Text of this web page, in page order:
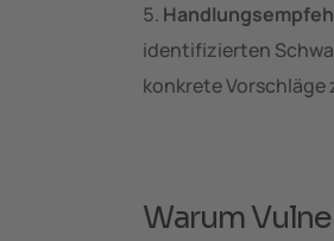
identifizierten
konkrete Vorschläge
Warum